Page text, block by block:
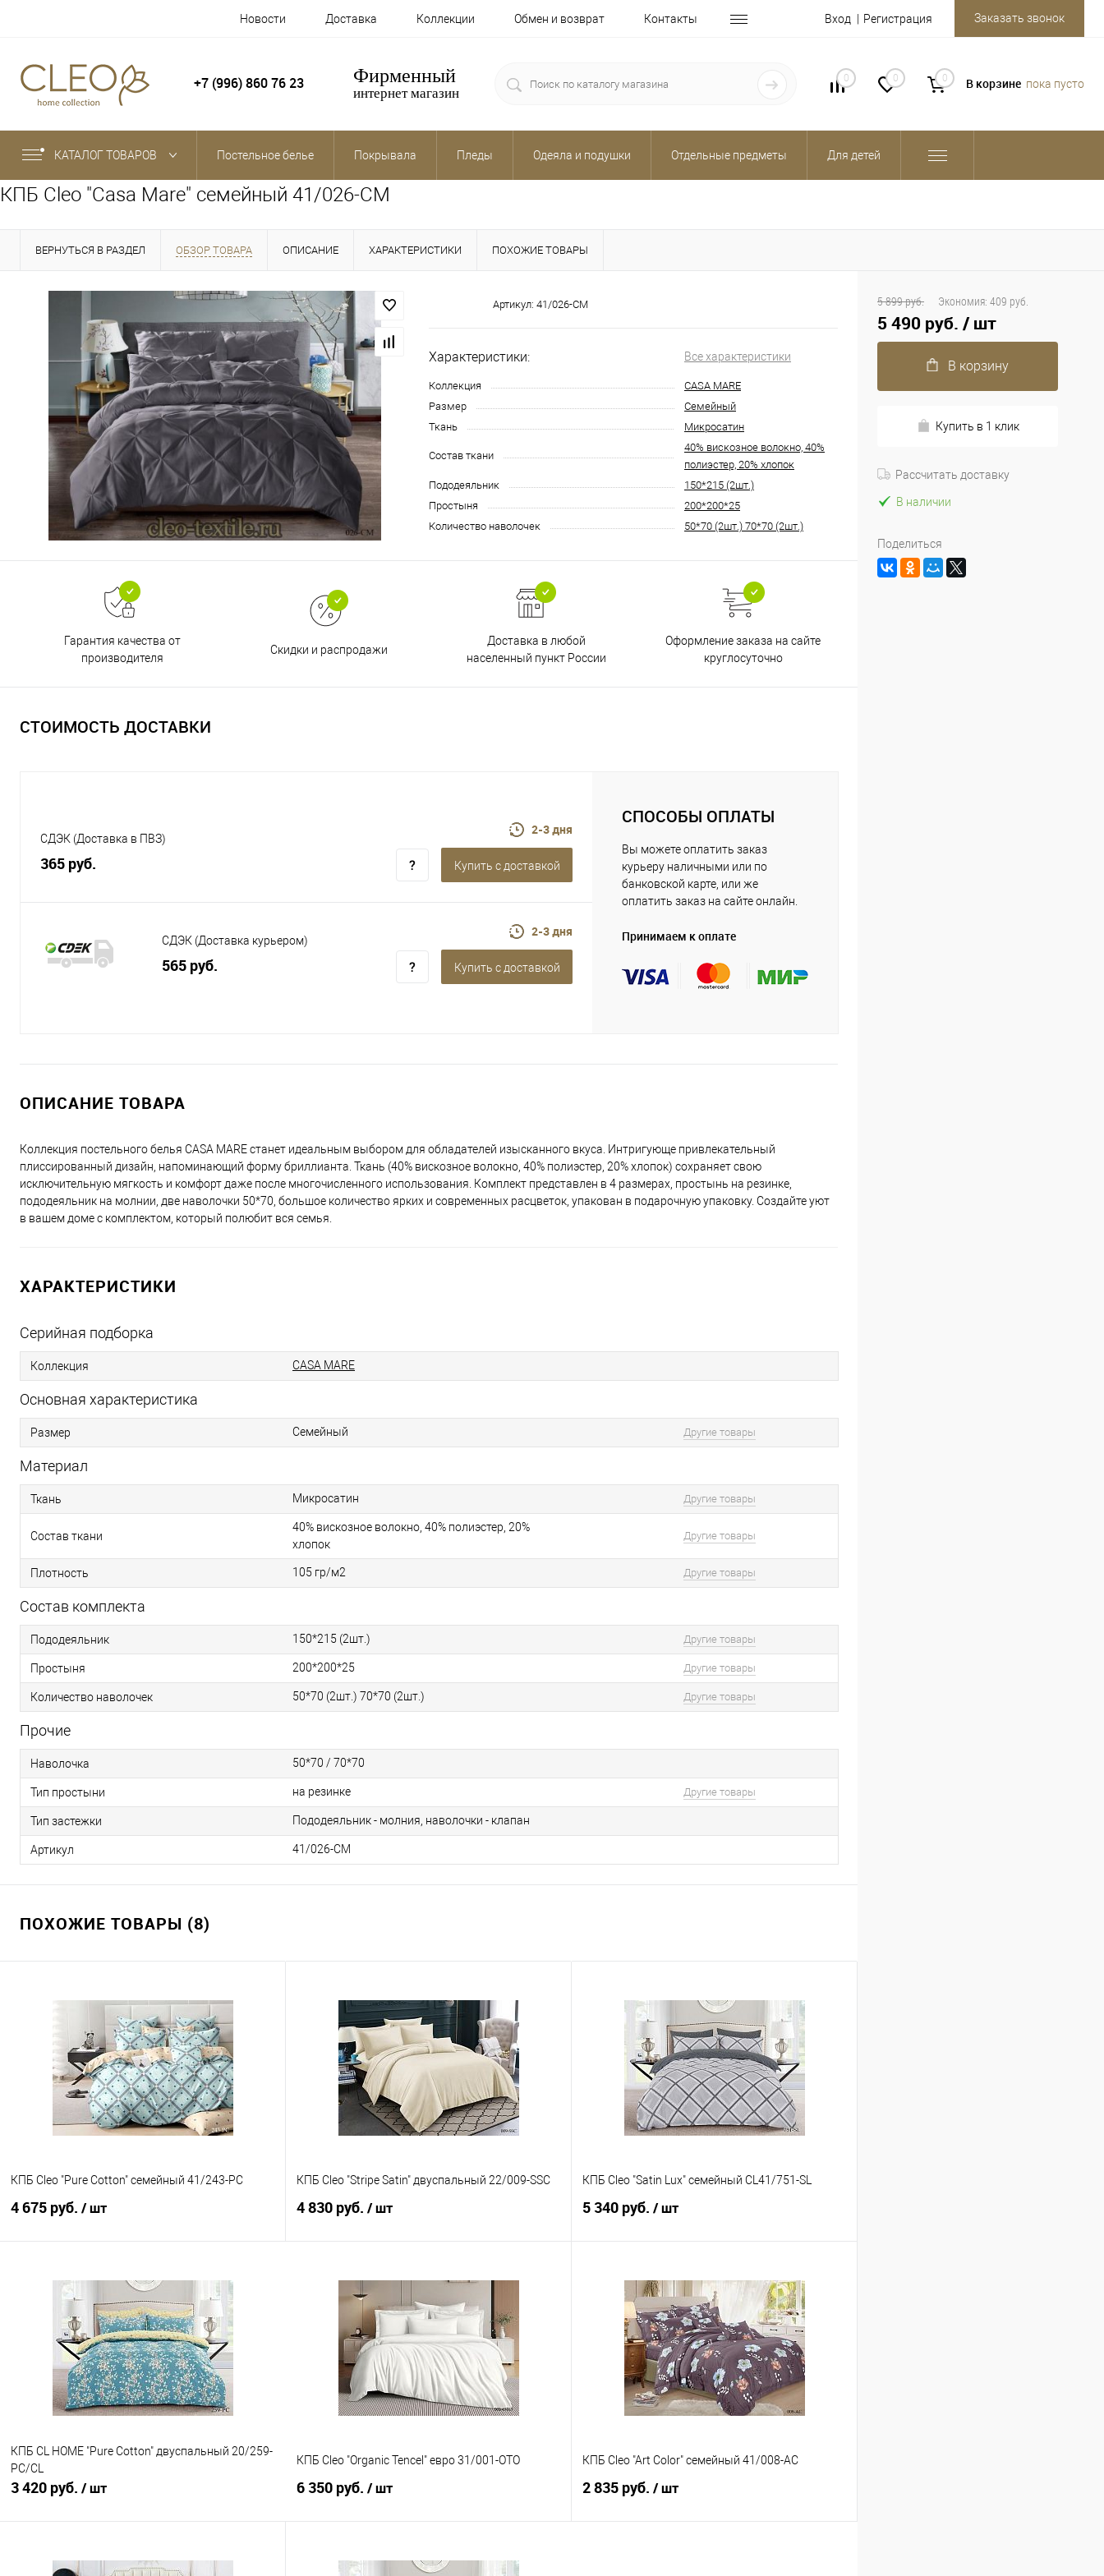
Новости Доставка Коллекции Обмен и возврат Контакты Вход Регистрация Заказать звонок
+7 (996) 860 76 23 Фирменный
интернет магазин
0 0 0 В корзине пока пусто
КАТАЛОГ ТОВАРОВ Постельное белье Покрывала Пледы Одеяла и подушки Отдельные предметы Для детей
КПБ Cleo "Casa Mare" семейный 41/026-CM
ВЕРНУТЬСЯ В РАЗДЕЛ ОБЗОР ТОВАРА ОПИСАНИЕ ХАРАКТЕРИСТИКИ ПОХОЖИЕ ТОВАРЫ
Артикул: 41/026-CM
Характеристики: Все характеристики
Коллекция
CASA MARE
Размер
Семейный
Ткань
Микросатин
Состав ткани
40% вискозное волокно, 40%
полиэстер, 20% хлопок
Пододеяльник
150*215 (2шт.)
Простыня
200*200*25
Количество наволочек
50*70 (2шт.) 70*70 (2шт.)
Гарантия качества от
производителя
Скидки и распродажи
Доставка в любой
населенный пункт России
Оформление заказа на сайте
круглосуточно
СТОИМОСТЬ ДОСТАВКИ
СДЭК (Доставка в ПВЗ)
365 руб.
2-3 дня
Купить c доставкой
СДЭК (Доставка курьером)
565 руб.
2-3 дня
Купить c доставкой
СПОСОБЫ ОПЛАТЫ
Вы можете оплатить заказ
курьеру наличными или по
банковской карте, или же
оплатить заказ на сайте онлайн.
Принимаем к оплате
ОПИСАНИЕ ТОВАРА
Коллекция постельного белья CASA MARE станет идеальным выбором для обладателей изысканного вкуса. Интригующе привлекательный
плиссированный дизайн, напоминающий форму бриллианта. Ткань (40% вискозное волокно, 40% полиэстер, 20% хлопок) сохраняет свою
исключительную мягкость и комфорт даже после многочисленного использования. Комплект представлен в 4 размерах, простынь на резинке,
пододеяльник на молнии, две наволочки 50*70, большое количество ярких и современных расцветок, упакован в подарочную упаковку. Создайте уют
в вашем доме с комплектом, который полюбит вся семья.
ХАРАКТЕРИСТИКИ
Серийная подборка
Коллекция CASA MARE
Основная характеристика
Размер Семейный Другие товары
Материал
Ткань Микросатин Другие товары
Состав ткани
40% вискозное волокно, 40% полиэстер, 20%
хлопок
Другие товары
Плотность 105 гр/м2 Другие товары
Состав комплекта
Пододеяльник 150*215 (2шт.) Другие товары
Простыня 200*200*25 Другие товары
Количество наволочек 50*70 (2шт.) 70*70 (2шт.) Другие товары
Прочие
Наволочка 50*70 / 70*70
Тип простыни на резинке Другие товары
Тип застежки Пододеяльник - молния, наволочки - клапан
Артикул 41/026-CM
ПОХОЖИЕ ТОВАРЫ (8)
КПБ Cleo "Pure Cotton" семейный 41/243-PC
4 675 руб. / шт
Купить в 1 клик
Сравнение
В избранное
В наличии
КПБ Cleo "Stripe Satin" двуспальный 22/009-SSC
4 830 руб. / шт
Купить в 1 клик
Сравнение
В избранное
В наличии
КПБ Cleo "Satin Lux" семейный CL41/751-SL
5 340 руб. / шт
Купить в 1 клик
Сравнение
В избранное
В наличии
КПБ CL HOME "Pure Cotton" двуспальный 20/259-
PC/CL
3 420 руб. / шт
КПБ Cleo "Organic Tencel" евро 31/001-OTO
6 350 руб. / шт
КПБ Cleo "Art Color" семейный 41/008-AC
2 835 руб. / шт
5 899 руб. Экономия: 409 руб.
5 490 руб. / шт
В корзину
Купить в 1 клик
Рассчитать доставку
В наличии
Поделиться